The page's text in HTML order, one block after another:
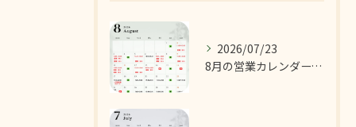
2026/07/23
8月の営業カレンダーです！